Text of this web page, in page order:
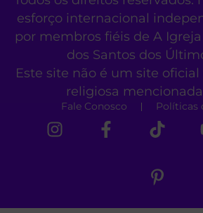
esforço internacional
por membros fiéis de A
dos Santos dos
Este site não é um site
religiosa
Fale Conosco Políticas